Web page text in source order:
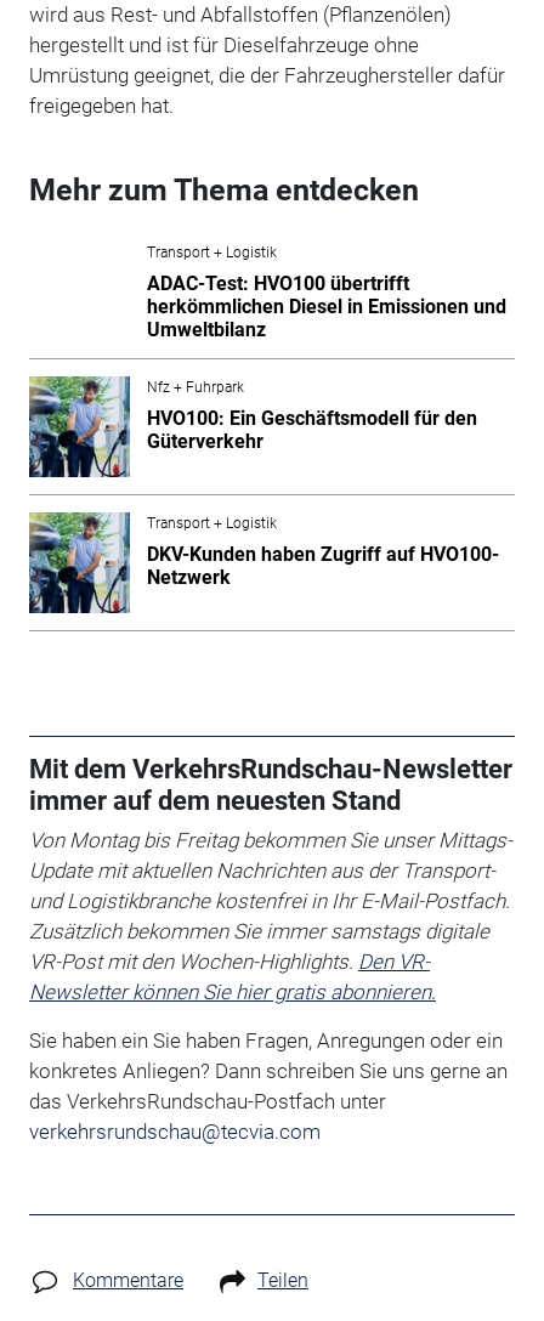
wird aus Rest- und Abfallstoffen (Pflanzenölen)
hergestellt und ist für Dieselfahrzeuge ohne
Umrüstung geeignet, die der Fahrzeughersteller dafür
freigegeben hat.
Mehr zum Thema entdecken
Transport + Logistik
ADAC-Test: HVO100 übertrifft
herkömmlichen Diesel in Emissionen und
Umweltbilanz
Nfz + Fuhrpark
HVO100: Ein Geschäftsmodell für den
Güterverkehr
Transport + Logistik
DKV-Kunden haben Zugriff auf HVO100-
Netzwerk
Mit dem VerkehrsRundschau-Newsletter
immer auf dem neuesten Stand
Von Montag bis Freitag bekommen Sie unser Mittags-
Update mit aktuellen Nachrichten aus der Transport-
und Logistikbranche kostenfrei in Ihr E-Mail-Postfach.
Zusätzlich bekommen Sie immer samstags digitale
VR-Post mit den Wochen-Highlights. Den VR-
Newsletter können Sie hier gratis abonnieren.
Sie haben ein Sie haben Fragen, Anregungen oder ein
konkretes Anliegen? Dann schreiben Sie uns gerne an
das VerkehrsRundschau-Postfach unter
verkehrsrundschau@tecvia.com
Kommentare Teilen